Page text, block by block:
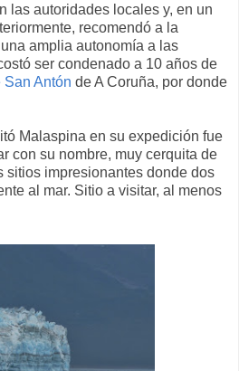
las autoridades locales y, en un
recomendó a la
amplia autonomía a las
ser condenado a 10 años de
Antón de A Coruña, por donde
Malaspina en su expedición fue
con su nombre, muy cerquita de
sitios impresionantes donde dos
al mar. Sitio a visitar, al menos